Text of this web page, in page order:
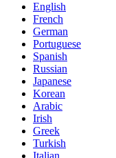
English
French
German
Portuguese
Spanish
Russian
Japanese
Korean
Arabic
Irish
Greek
Turkish
Italian